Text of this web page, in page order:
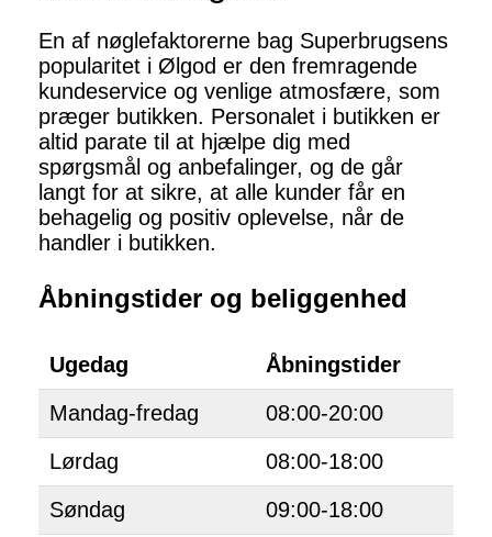
En af nøglefaktorerne bag Superbrugsens
popularitet i Ølgod er den fremragende
kundeservice og venlige atmosfære, som
præger butikken. Personalet i butikken er
altid parate til at hjælpe dig med
spørgsmål og anbefalinger, og de går
langt for at sikre, at alle kunder får en
behagelig og positiv oplevelse, når de
handler i butikken.
Åbningstider og beliggenhed
Ugedag
Åbningstider
Mandag-fredag
08:00-20:00
Lørdag
08:00-18:00
Søndag
09:00-18:00